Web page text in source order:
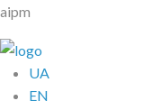
aipm
UA
EN